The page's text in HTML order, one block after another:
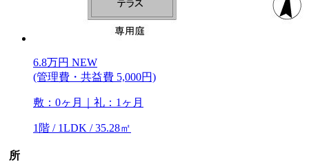
6.8万円 NEW
(管理費・共益費 5,000円)
敷：0ヶ月｜礼：1ヶ月
1階 / 1LDK / 35.28㎡
所